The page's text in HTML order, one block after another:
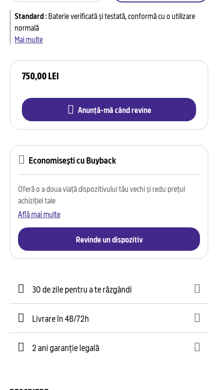
750,00 LEI
Anunță-mă când revine
Standard:Baterie verificată și testată, conformă cu o utilizare
normală
Mai multe
Economisești cu Buyback
Oferă o a doua viață dispozitivului tău vechi și redu prețul
achiziției tale
Află mai multe
Revinde un dispozitiv
30 de zile pentru a te răzgândi
Livrare în 48/72h
2 ani garanție legală